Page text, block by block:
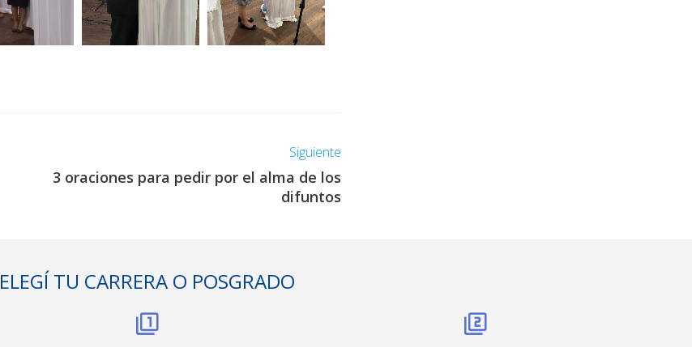
Siguiente
3 oraciones para pedir por el alma de los
difuntos
ELEGÍ TU CARRERA O POSGRADO